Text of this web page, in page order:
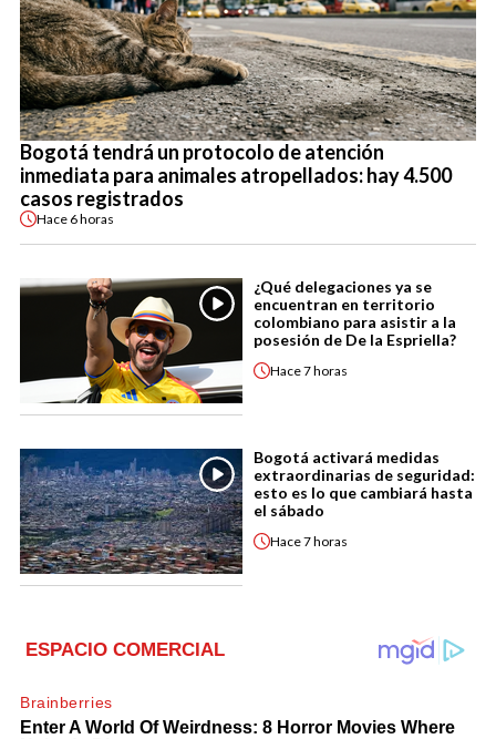
Bogotá tendrá un protocolo de atención
inmediata para animales atropellados: hay 4.500
casos registrados
Hace 6 horas
¿Qué delegaciones ya se
encuentran en territorio
colombiano para asistir a la
posesión de De la Espriella?
Hace7 horas
Bogotá activará medidas
extraordinarias de seguridad:
esto es lo que cambiará hasta
el sábado
Hace7 horas